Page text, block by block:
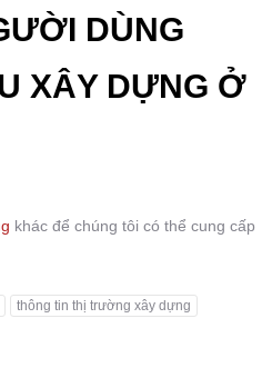
DÙNG
XÂY DỰNG Ở
khác để chúng tôi có thể cung cấp
thông tin thị trường xây dựng